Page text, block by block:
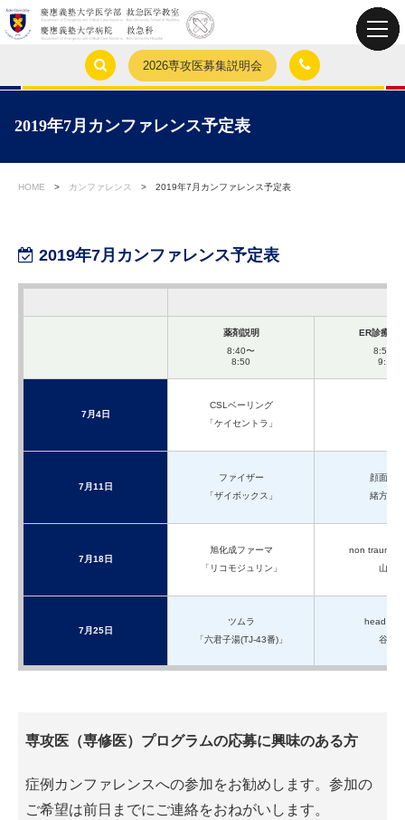
2026専攻医募集説明会
2019年7月カンファレンス予定表
HOME > カンファレンス > 2019年7月カンファレンス予定表
2019年7月カンファレンス予定表
薬剤説明
8:40〜
8:50
ER診療の
8:50〜
9:10
7月4日
CSLベーリング
「ケイセントラ」
7月11日
ファイザー
「ザイボックス」
顔面縫合
緒方先生
7月18日
旭化成ファーマ
「リコモジュリン」
non
山中
7月25日
ツムラ
「六君子湯(TJ-43番)」
head
谷口
専攻医（専修医）プログラムの応募に興味のある方
症例カンファレンスへの参加をお勧めします。参加の
ご希望は前日までにご連絡をおねがいします。